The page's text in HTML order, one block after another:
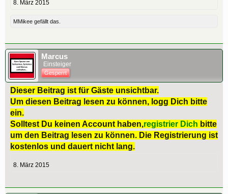
8. März 2015
MMikee gefällt das.
Marcus
Einsteiger
Gesperrt
Dieser Beitrag ist für Gäste unsichtbar.
Um diesen Beitrag lesen zu können, logg Dich bitte
ein.
Solltest Du keinen Account haben,registrier Dich bitte
um den Beitrag lesen zu können. Die Registrierung ist
kostenlos und dauert nicht lang.
8. März 2015